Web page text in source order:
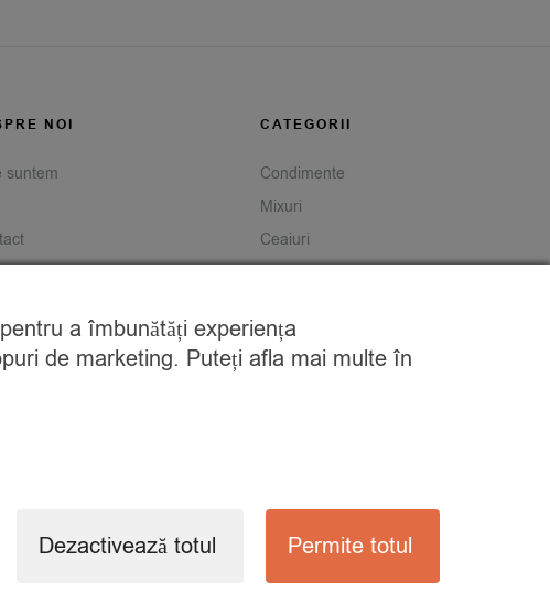
NOI
suntem
CATEGORII
Condimente
Mixuri
Ceaiuri
a îmbunătăți experiența
de marketing. Puteți afla mai multe în
Dezactivează totul Permite totul